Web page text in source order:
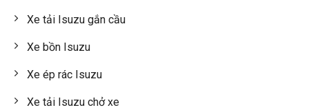
Xe tải Isuzu gắn cầu
Xe bồn Isuzu
Xe ép rác Isuzu
Xe tải Isuzu chở xe